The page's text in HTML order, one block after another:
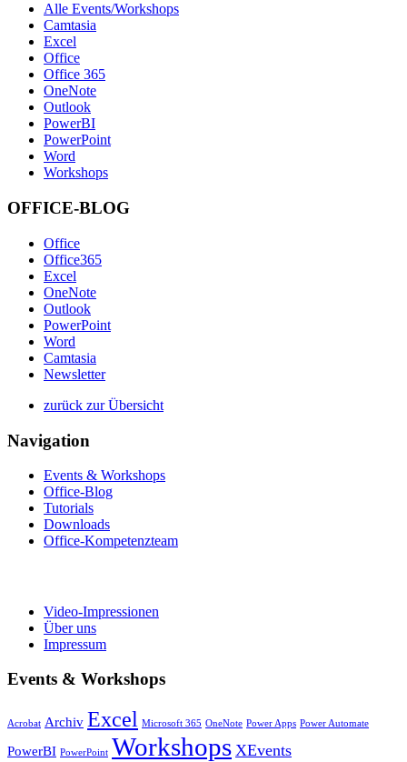
Alle Events/Workshops
Camtasia
Excel
Office
Office 365
OneNote
Outlook
PowerBI
PowerPoint
Word
Workshops
OFFICE-BLOG
Office
Office365
Excel
OneNote
Outlook
PowerPoint
Word
Camtasia
Newsletter
zurück zur Übersicht
Navigation
Events & Workshops
Office-Blog
Tutorials
Downloads
Office-Kompetenzteam
Video-Impressionen
Über uns
Impressum
Events & Workshops
Acrobat Archiv Excel Microsoft 365 OneNote Power Apps Power Automate
PowerBI PowerPoint Workshops XEvents